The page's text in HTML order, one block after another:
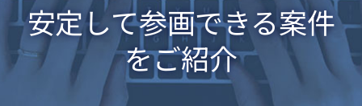
安定して参画できる案件
をご紹介